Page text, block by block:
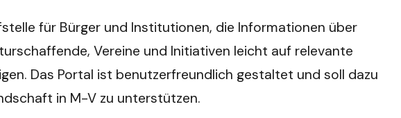
für Bürger und Institutionen, die Informationen über
Vereine und Initiativen leicht auf relevante
Das Portal ist benutzerfreundlich gestaltet und soll dazu
in M-V zu unterstützen.